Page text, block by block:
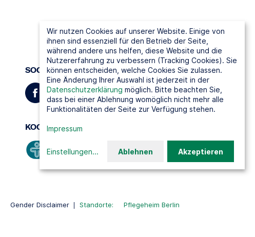
SOCIAL MEDIA
KOOPERATIONSPARTNER
Gender Disclaimer Standorte:
Pflegeheim Berlin
Wir nutzen Cookies auf unserer Website. Einige von
ihnen sind essenziell für den Betrieb der Seite,
während andere uns helfen, diese Website und die
Nutzererfahrung zu verbessern (Tracking Cookies). Sie
können entscheiden, welche Cookies Sie zulassen.
Eine Änderung Ihrer Auswahl ist jederzeit in der
Datenschutzerklärung möglich. Bitte beachten Sie,
dass bei einer Ablehnung womöglich nicht mehr alle
Funktionalitäten der Seite zur Verfügung stehen.
Impressum
Einstellungen... Ablehnen Akzeptieren